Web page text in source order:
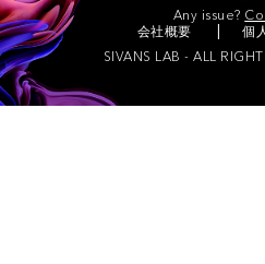
Any issue?
会社概要
個
SIVANS LAB - ALL